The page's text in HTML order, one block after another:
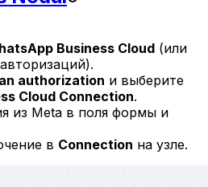
Business Cloud (или
authorization и выберите
Cloud Connection.
из Meta в поля формы и
в Connection на узле.